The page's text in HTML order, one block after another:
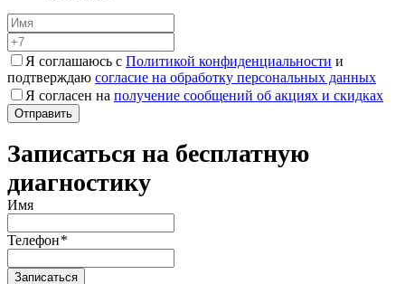
Я соглашаюсь с Политикой конфиденциальности и
подтверждаю согласие на обработку персональных данных
Я согласен на получение сообщений об акциях и скидках
Записаться на бесплатную
диагностику
Имя
Телефон*